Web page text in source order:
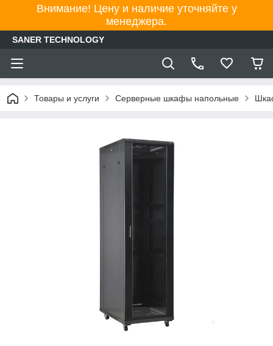
Внимание! Цену и наличие уточняйте у
менеджера.
SANER TECHNOLOGY
Товары и услуги Серверные шкафы напольные